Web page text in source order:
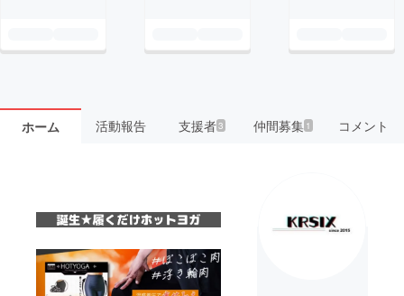
ホーム 活動報告 支援者3 仲間募集 1 コメント